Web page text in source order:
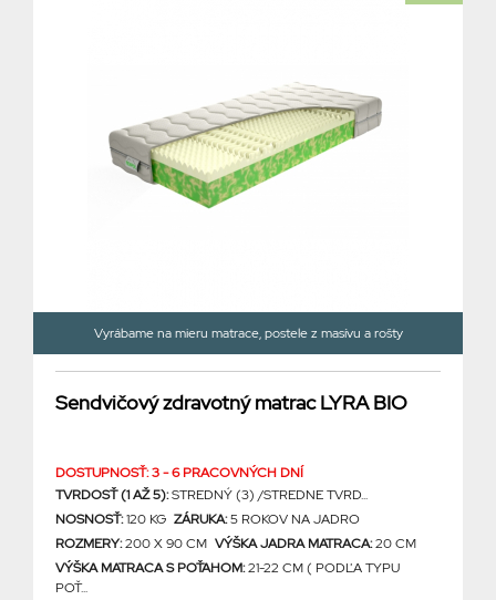
Vyrábame na mieru matrace, postele z masívu a rošty
Sendvičový zdravotný matrac LYRA BIO
DOSTUPNOSŤ: 3 - 6 PRACOVNÝCH DNÍ
TVRDOSŤ (1 AŽ 5):STREDNÝ (3) /STREDNE TVRD...
NOSNOSŤ:120 KG ZÁRUKA:5 ROKOV NA JADRO
ROZMERY:200 X 90 CM VÝŠKA JADRA MATRACA:20 CM
VÝŠKA MATRACA S POŤAHOM:21-22 CM ( PODĽA TYPU
POŤ...